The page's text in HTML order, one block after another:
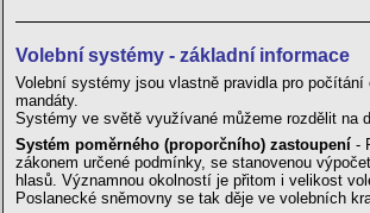
Volební systémy - základní informace
Volební systémy jsou vlastně pravidla pro
mandáty.
Systémy ve světě využívané můžeme rozdělit na
Systém poměrného (proporčního) zastoupení -
zákonem určené podmínky, se stanovenou
hlasů. Významnou okolností je přitom i velikost
Poslanecké sněmovny se tak děje ve volebních